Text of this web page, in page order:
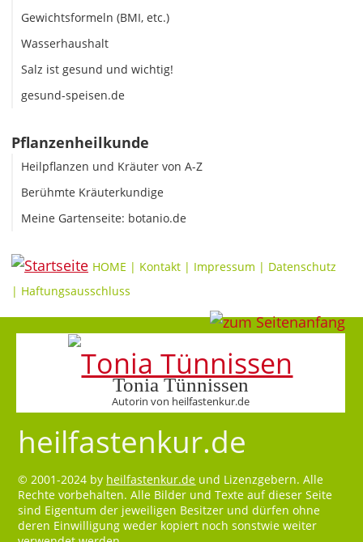
Gewichtsformeln (BMI, etc.)
Wasserhaushalt
Salz ist gesund und wichtig!
gesund-speisen.de
Pflanzenheilkunde
Heilpflanzen und Kräuter von A-Z
Berühmte Kräuterkundige
Meine Gartenseite: botanio.de
HOME | Kontakt | Impressum | Datenschutz
| Haftungsausschluss
Tonia Tünnissen
Autorin von heilfastenkur.de
heilfastenkur.de
© 2001-2024 by heilfastenkur.de und Lizenzgebern. Alle
Rechte vorbehalten. Alle Bilder und Texte auf dieser Seite
sind Eigentum der jeweiligen Besitzer und dürfen ohne
deren Einwilligung weder kopiert noch sonstwie weiter